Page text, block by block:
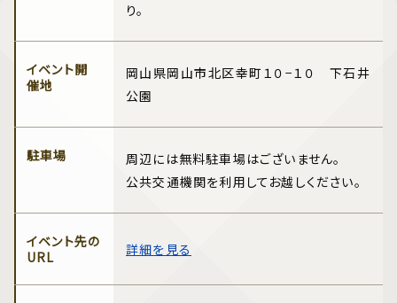
り。
イベント開
催地
岡山県岡山市北区幸町１０−１０ 下石井
公園
駐車場
周辺には無料駐車場はございません。
公共交通機関を利用してお越しください。
イベント先の
URL
詳細を見る